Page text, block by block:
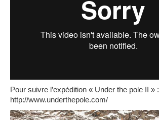
Pour suivre l’expédition « Under the pole II » :
http://www.underthepole.com/